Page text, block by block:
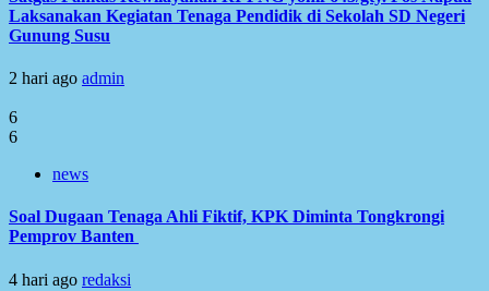
Laksanakan Kegiatan Tenaga Pendidik di Sekolah SD Negeri
Gunung Susu
2 hari ago admin
6
6
news
Soal Dugaan Tenaga Ahli Fiktif, KPK Diminta Tongkrongi
Pemprov Banten
4 hari ago redaksi